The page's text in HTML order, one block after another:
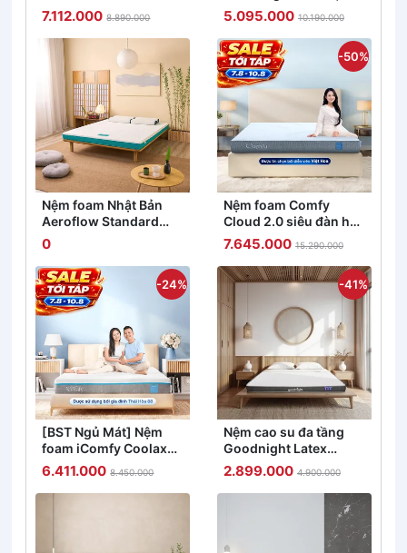
Classic thế hệ mới dày
5/10/15cm
7.112.000 8.890.000
lập tiêu chuẩn khách
sạn 5 sao dày 23cm
5.095.000 10.190.000
Nệm foam Nhật Bản
Aeroflow Standard
nâng đỡ cơ thể dày
12cm
0
-50%
Nệm foam Comfy
Cloud 2.0 siêu đàn hồi
dày 15cm
7.645.000 15.290.000
-24%
[BST Ngủ Mát] Nệm
foam iComfy Coolax
đa tầng thoáng mát,
massage thư giãn dày
15cm
6.411.000 8.450.000
-41%
Nệm cao su đa tầng
Goodnight Latex
Hybrid (Rena) vững
chắc, thông thoáng
dày 10cm
2.899.000 4.900.000